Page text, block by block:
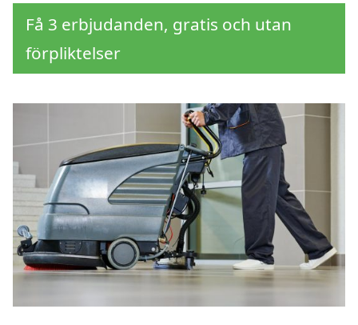
Få 3 erbjudanden, gratis och utan
förpliktelser